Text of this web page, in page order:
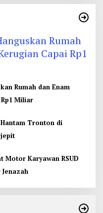
Rumah dan Enam
Miliar
Tronton di
Motor Karyawan RSUD